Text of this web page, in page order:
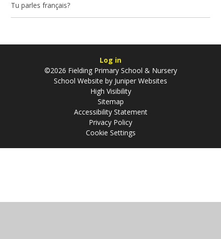
Tu parles français?
Log in
©2026 Fielding Primary School & Nursery
School Website by Juniper Websites
High Visibility
Sitemap
Accessibility Statement
Privacy Policy
Cookie Settings